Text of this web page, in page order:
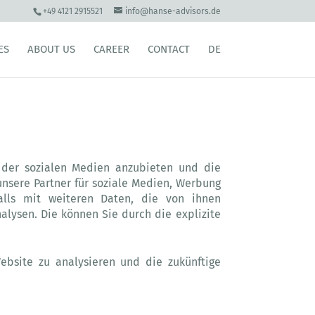
+49 4121 2915521 info@hanse-advisors.de
ABOUT US CAREER CONTACT DE
sozialen Medien anzubieten und die
Partner für soziale Medien, Werbung
mit weiteren Daten, die von ihnen
Die können Sie durch die explizite
zu analysieren und die zukünftige